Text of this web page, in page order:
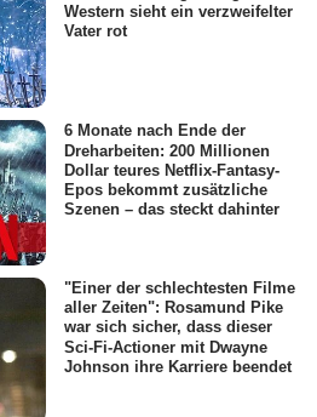
Western sieht ein verzweifelter
Vater rot
6 Monate nach Ende der
Dreharbeiten: 200 Millionen
Dollar teures Netflix-Fantasy-
Epos bekommt zusätzliche
Szenen – das steckt dahinter
"Einer der schlechtesten Filme
aller Zeiten": Rosamund Pike
war sich sicher, dass dieser
Sci-Fi-Actioner mit Dwayne
Johnson ihre Karriere beendet